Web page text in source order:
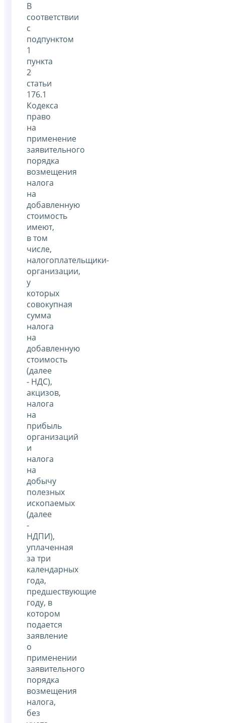
В
соответствии
с
подпунктом
1
пункта
2
статьи
176.1
Кодекса
право
на
применение
заявительного
порядка
возмещения
налога
на
добавленную
стоимость
имеют,
в том
числе,
налогоплательщики-
организации,
у
которых
совокупная
сумма
налога
на
добавленную
стоимость
(далее
- НДС),
акцизов,
налога
на
прибыль
организаций
и
налога
на
добычу
полезных
ископаемых
(далее
-
НДПИ),
уплаченная
за три
календарных
года,
предшествующие
году, в
котором
подается
заявление
о
применении
заявительного
порядка
возмещения
налога,
без